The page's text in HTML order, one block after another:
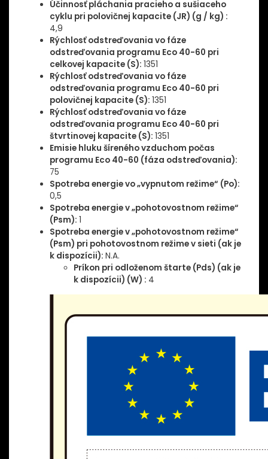
Účinnosť pláchania pracieho a sušiaceho
cyklu pri polovičnej kapacite (JR) (g / kg) :
4,9
Rýchlosť odstreďovania vo fáze
odstreďovania programu Eco 40-60 pri
celkovej kapacite (S): 1351
Rýchlosť odstreďovania vo fáze
odstreďovania programu Eco 40-60 pri
polovičnej kapacite (S): 1351
Rýchlosť odstreďovania vo fáze
odstreďovania programu Eco 40-60 pri
štvrtinovej kapacite (S): 1351
Emisie hluku šíreného vzduchom počas
programu Eco 40-60 (fáza odstreďovania):
75
Spotreba energie vo „vypnutom režime“ (Po):
0,5
Spotreba energie v „pohotovostnom režime“
(Psm): 1
Spotreba energie v „pohotovostnom režime“
(Psm) pri pohotovostnom režime v sieti (ak je
k dispozícii): N.A.
Príkon pri odloženom štarte (Pds) (ak je
k dispozícii) (W) : 4